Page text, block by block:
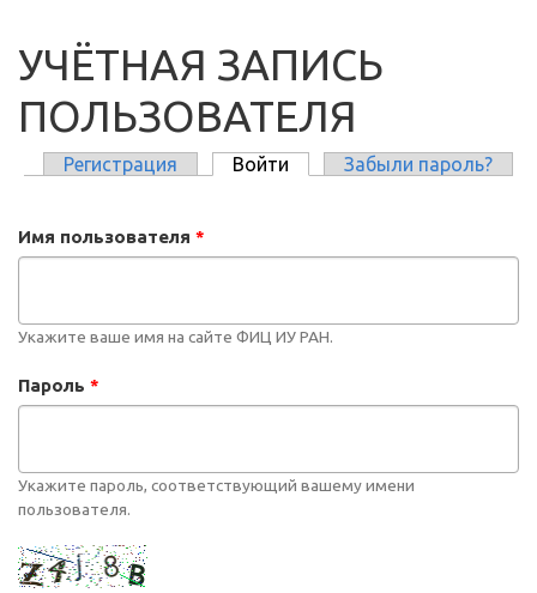
УЧЁТНАЯ ЗАПИСЬ
ПОЛЬЗОВАТЕЛЯ
Регистрация Войти (активная вкладка)
Забыли пароль?
Имя пользователя *
Укажите ваше имя на сайте ФИЦ ИУ РАН.
Пароль *
Укажите пароль, соответствующий вашему имени
пользователя.